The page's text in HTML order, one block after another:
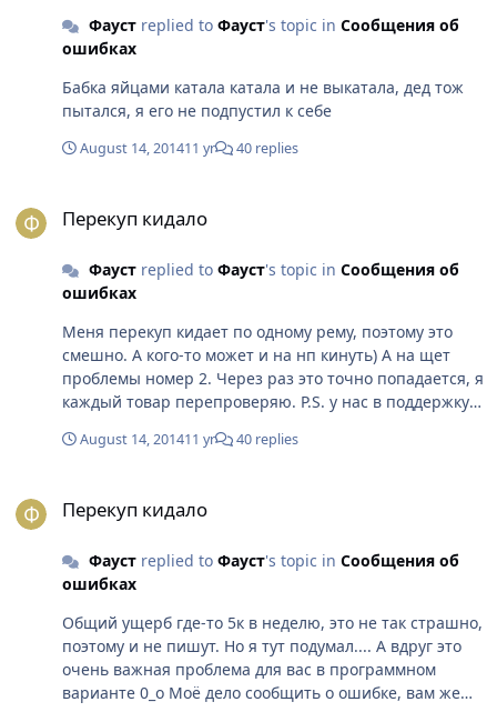
Фаустreplied to Фауст's topic in Сообщения об
ошибках
Бабка яйцами катала катала и не выкатала, дед тож
пытался, я его не подпустил к себе
August 14, 201411 yr 40 replies
Перекуп кидало
Фаустreplied to Фауст's topic in Сообщения об
ошибках
Меня перекуп кидает по одному рему, поэтому это
смешно. А кого-то может и на нп кинуть) А на щет
проблемы номер 2. Через раз это точно попадается, я
каждый товар перепроверяю. P.S. у нас в поддержку
August 14, 201411 yr 40 replies
Перекуп кидало
Фаустreplied to Фауст's topic in Сообщения об
ошибках
Общий ущерб где-то 5к в неделю, это не так страшно,
поэтому и не пишут. Но я тут подумал.... А вдруг это
очень важная проблема для вас в программном
варианте 0_о Моё дело сообщить о ошибке, вам же